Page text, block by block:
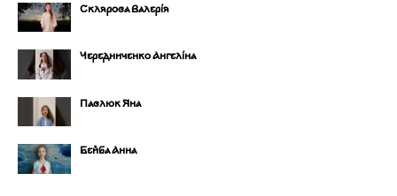
Склярова Валерія
Чередниченко Ангеліна
Павлюк Яна
Бейба Анна